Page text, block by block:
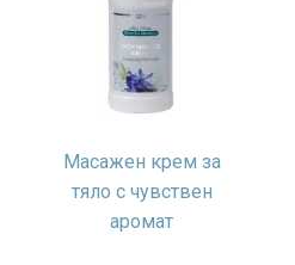
Масажен крем за
тяло с чувствен
аромат